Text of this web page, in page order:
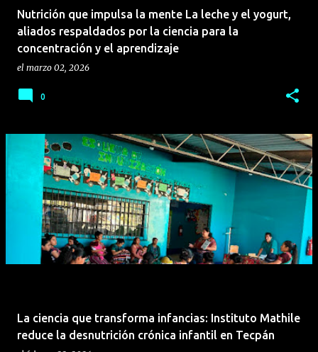
Nutrición que impulsa la mente La leche y el yogurt,
aliados respaldados por la ciencia para la
concentración y el aprendizaje
el marzo 02, 2026
0
La ciencia que transforma infancias: Instituto Mathile
reduce la desnutrición crónica infantil en Tecpán